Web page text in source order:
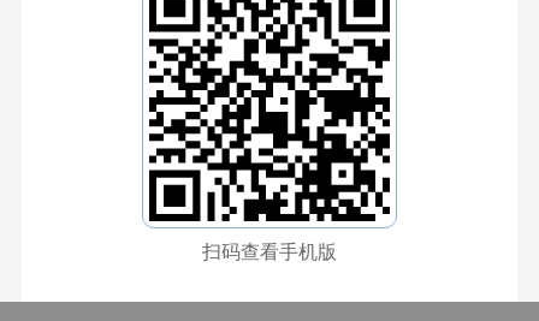
扫码查看手机版